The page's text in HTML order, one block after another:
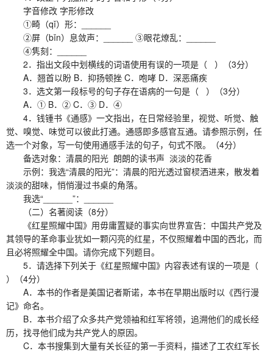
字音修改 字形修改
①畸（qǐ）形：______
②屏（bǐn）息敛声：______ ③眼花燎乱：______
④隽刻：______
2．指出文段中划横线的词语使用有误的一项是（ ）（3分）
A．翘首以盼 B．抑扬顿挫 C．咆哮 D．深恶痛疾
3．选文第一段标号的句子存在语病的一句是（ ）（3分）
A．① B．② C．③ D．④
4．钱锺书《通感》一文指出，在日常经验里，视觉、听觉、触
觉、嗅觉、味觉可以彼此打通。通感即多感官互通。请参照示例，任
选一个对象，写一句使用通感手法的句子，句式不限。（4分）
备选对象：清晨的阳光 朗朗的读书声 淡淡的花香
示例：我选“清晨的阳光”：清晨的阳光透过窗棂洒进来，散发着
淡淡的甜味，悄悄漫过书桌的角落。
我选“______”：______
（二）名著阅读（8分）
《红星照耀中国》用毋庸置疑的事实向世界宣告：中国共产党及
其领导的革命事业犹如一颗闪亮的红星，不仅照耀着中国的西北，而
且必将照耀全中国。请你完成下列题目。
5．请选择下列关于《红星照耀中国》内容表述有误的一项是（
）（4分）
A．本书的作者是美国记者斯诺，本书在早期出版时以《西行漫
记》命名。
B．本书介绍了众多共产党领袖和红军将领，追溯他们的成长经
历，找寻他们成为共产党人的原因。
C．本书搜集到大量有关长征的第一手资料，描述了工农红军长